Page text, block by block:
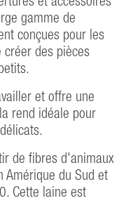
gamme de
conçues pour les
créer des pièces
et offre une
rend idéale pour
de fibres d'animaux
Amérique du Sud et
Cette laine est